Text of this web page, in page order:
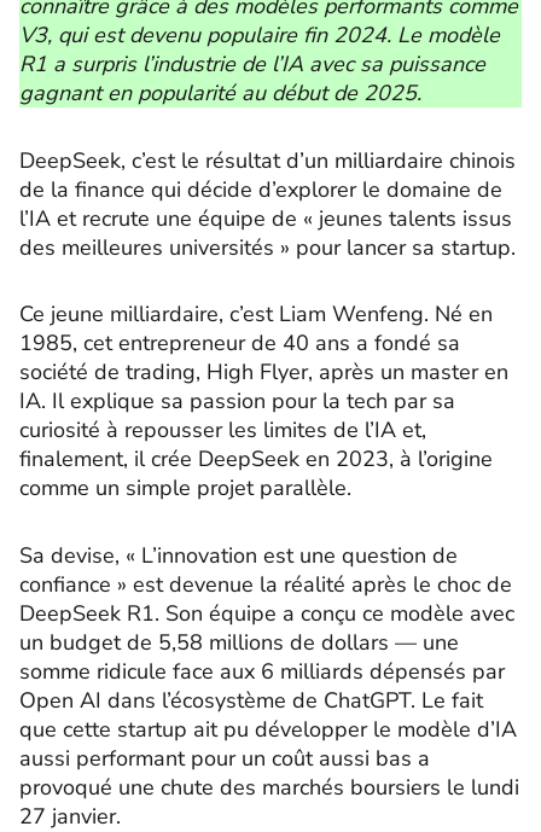
connaître grâce à des modèles performants comme
V3, qui est devenu populaire fin 2024. Le modèle
R1 a surpris l’industrie de l’IA avec sa puissance
gagnant en popularité au début de 2025.
DeepSeek, c’est le résultat d’un milliardaire chinois
de la finance qui décide d’explorer le domaine de
l’IA et recrute une équipe de « jeunes talents issus
des meilleures universités » pour lancer sa startup.
Ce jeune milliardaire, c’est Liam Wenfeng. Né en
1985, cet entrepreneur de 40 ans a fondé sa
société de trading, High Flyer, après un master en
IA. Il explique sa passion pour la tech par sa
curiosité à repousser les limites de l’IA et,
finalement, il crée DeepSeek en 2023, à l’origine
comme un simple projet parallèle.
Sa devise, « L’innovation est une question de
confiance » est devenue la réalité après le choc de
DeepSeek R1. Son équipe a conçu ce modèle avec
un budget de 5,58 millions de dollars — une
somme ridicule face aux 6 milliards dépensés par
Open AI dans l’écosystème de ChatGPT. Le fait
que cette startup ait pu développer le modèle d’IA
aussi performant pour un coût aussi bas a
provoqué une chute des marchés boursiers le lundi
27 janvier.